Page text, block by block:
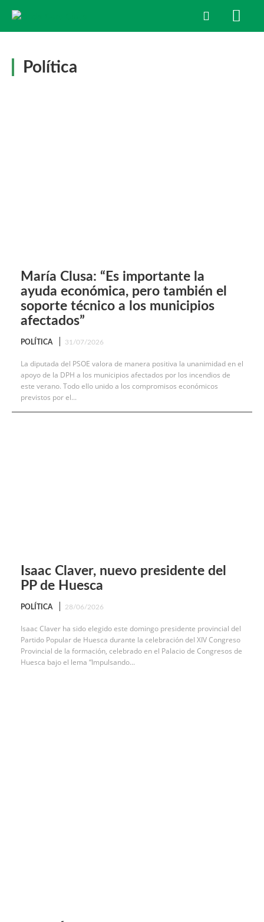
Política
María Clusa: “Es importante la
ayuda económica, pero también el
soporte técnico a los municipios
afectados”
POLÍTICA 31/07/2026
La diputada del PSOE valora de manera positiva la unanimidad en el
apoyo de la DPH a los municipios afectados por los incendios de
este verano. Todo ello unido a los compromisos económicos
previstos por el...
Isaac Claver, nuevo presidente del
PP de Huesca
POLÍTICA 28/06/2026
Isaac Claver ha sido elegido este domingo presidente provincial del
Partido Popular de Huesca durante la celebración del XIV Congreso
Provincial de la formación, celebrado en el Palacio de Congresos de
Huesca bajo el lema “Impulsando...